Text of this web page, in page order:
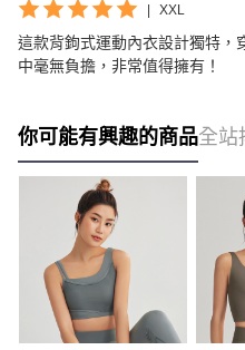
| XXL
這款背鉤式運動內衣設計獨特，
中毫無負擔，非常值得擁有！
你可能有興趣的商品全站